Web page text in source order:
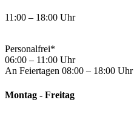
11:00 – 18:00 Uhr
Personalfrei*
06:00 – 11:00 Uhr
An Feiertagen 08:00 – 18:00 Uhr
Montag - Freitag